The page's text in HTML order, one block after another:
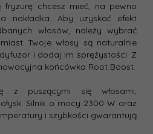
chcesz mieć, na pewno
nakładka. Aby uzyskać efekt
włosów, należy wybrać
Twoje włosy są naturalnie
i dodaj im sprężystości. Z
końcówka Root Boost.
z puszącymi się włosami,
Silnik o mocy 2300 W oraz
i szybkości gwarantują